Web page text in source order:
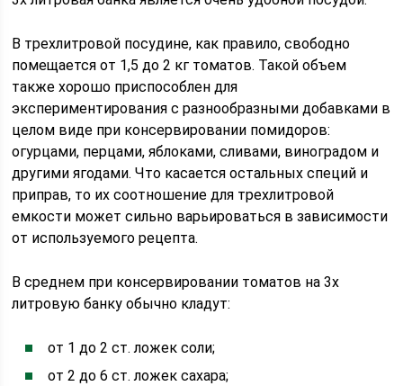
В трехлитровой посудине, как правило, свободно
помещается от 1,5 до 2 кг томатов. Такой объем
также хорошо приспособлен для
экспериментирования с разнообразными добавками в
целом виде при консервировании помидоров:
огурцами, перцами, яблоками, сливами, виноградом и
другими ягодами. Что касается остальных специй и
приправ, то их соотношение для трехлитровой
емкости может сильно варьироваться в зависимости
от используемого рецепта.
В среднем при консервировании томатов на 3х
литровую банку обычно кладут:
от 1 до 2 ст. ложек соли;
от 2 до 6 ст. ложек сахара;